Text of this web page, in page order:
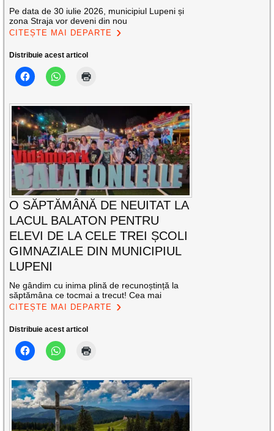
Pe data de 30 iulie 2026, municipiul Lupeni și
zona Straja vor deveni din nou
CITEȘTE MAI DEPARTE
Distribuie acest articol
O SĂPTĂMÂNĂ DE NEUITAT LA
LACUL BALATON PENTRU
ELEVI DE LA CELE TREI ȘCOLI
GIMNAZIALE DIN MUNICIPIUL
LUPENI
Ne gândim cu inima plină de recunoștință la
săptămâna ce tocmai a trecut! Cea mai
CITEȘTE MAI DEPARTE
Distribuie acest articol